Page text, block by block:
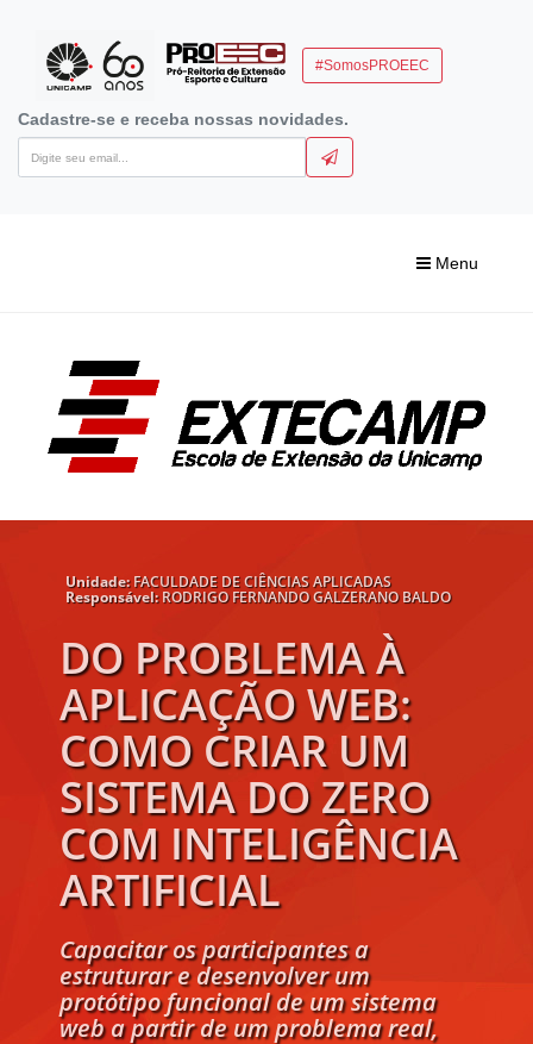
#SomosPROEEC
Cadastre-se e receba nossas novidades.
Menu
Unidade:FACULDADE DE CIÊNCIAS APLICADAS
Responsável:RODRIGO FERNANDO GALZERANO BALDO
DO PROBLEMA À
APLICAÇÃO WEB:
COMO CRIAR UM
SISTEMA DO ZERO
COM INTELIGÊNCIA
ARTIFICIAL
Capacitar os participantes a
estruturar e desenvolver um
protótipo funcional de um sistema
web a partir de um problema real,